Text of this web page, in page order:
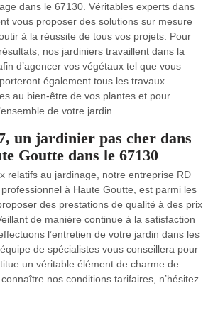
dans le 67130. Véritables experts dans
vous proposer des solutions sur mesure
à la réussite de tous vos projets. Pour
nos jardiniers travaillent dans la
d’agencer vos végétaux tel que vous
également tous les travaux
au bien-être de vos plantes et pour
de votre jardin.
un jardinier pas cher dans
Goutte dans le 67130
relatifs au jardinage, notre entreprise RD
à Haute Goutte, est parmi les
des prestations de qualité à des prix
de manière continue à la satisfaction
l’entretien de votre jardin dans les
de spécialistes vous conseillera pour
un véritable élément de charme de
nos conditions tarifaires, n’hésitez